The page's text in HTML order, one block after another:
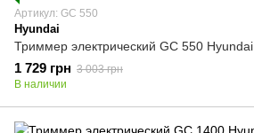
Артикул: GC 550
Hyundai
Триммер электрический GC 550 Hyundai
1 729 грн 3 003 грн
В наличии